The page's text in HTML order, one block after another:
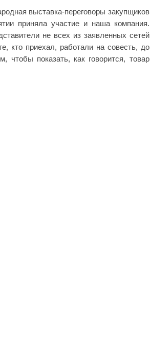
выставка-переговоры закупщиков
приняла участие и наша компания.
не всех из заявленных сетей
кто приехал, работали на совесть, до
чтобы показать, как говорится, товар